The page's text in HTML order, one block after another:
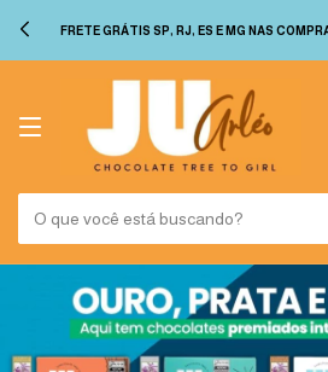
FRETE GRÁTIS SP, RJ, ES E MG NAS